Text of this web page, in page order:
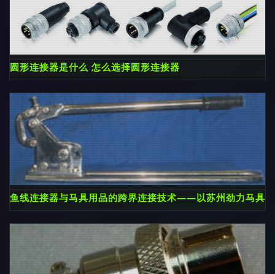
圆形连接器是什么 怎么选择圆形连接器
鱼线连接器与马具用品的跨界连接技术——以苏州劲力马具